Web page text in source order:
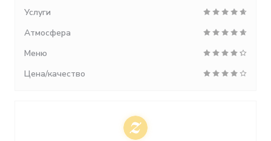
Услуги
Атмосфера
Меню
Цена/качество